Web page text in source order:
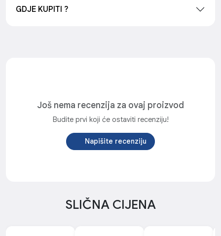
GDJE KUPITI ?
Još nema recenzija za ovaj proizvod
Budite prvi koji će ostaviti recenziju!
Napišite recenziju
SLIČNA CIJENA